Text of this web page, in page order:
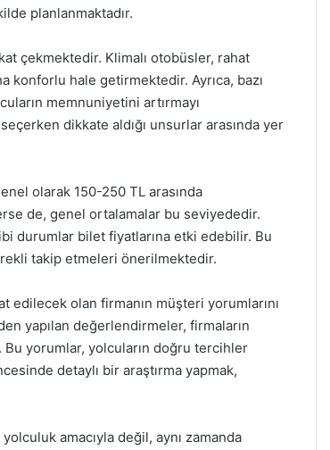
planlanmaktadır.
çekmektedir. Klimalı otobüsler, rahat
hale getirmektedir. Ayrıca, bazı
memnuniyetini artırmayı
dikkate aldığı unsurlar arasında yer
olarak 150-250 TL arasında
de, genel ortalamalar bu seviyededir.
durumlar bilet fiyatlarına etki edebilir. Bu
takip etmeleri önerilmektedir.
edilecek olan firmanın müşteri yorumlarını
yapılan değerlendirmeler, firmaların
yorumlar, yolcuların doğru tercihler
detaylı bir araştırma yapmak,
amacıyla değil, aynı zamanda